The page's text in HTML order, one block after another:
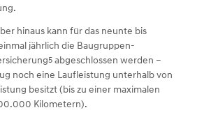
hinaus kann für das neunte bis
jährlich die Baugruppen-
5abgeschlossen werden –
noch eine Laufleistung unterhalb von
besitzt (bis zu einer maximalen
Kilometern).